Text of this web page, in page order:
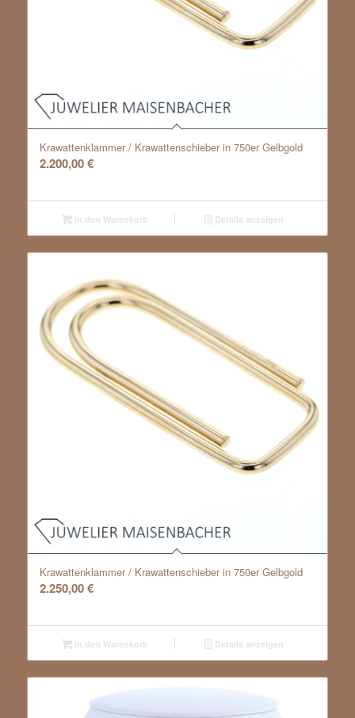
Krawattenklammer / Krawattenschieber in 750er Gelbgold
2.200,00€
In den Warenkorb Details anzeigen
Krawattenklammer / Krawattenschieber in 750er Gelbgold
2.250,00€
In den Warenkorb Details anzeigen